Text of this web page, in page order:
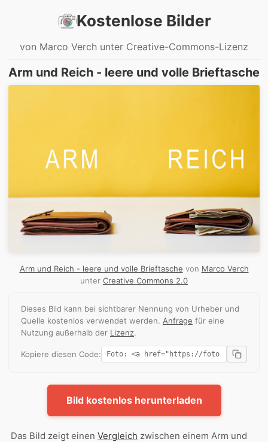
Kostenlose Bilder
von Marco Verch unter Creative-Commons-Lizenz
Arm und Reich - leere und volle Brieftasche
Arm und Reich - leere und volle Brieftasche von Marco Verch
unter Creative Commons 2.0
Dieses Bild kann bei sichtbarer Nennung von Urheber und
Quelle kostenlos verwendet werden. Anfrage für eine
Nutzung außerhalb der Lizenz.
Kopiere diesen Code:
Bild kostenlos herunterladen
Das Bild zeigt einen Vergleich zwischen einem Arm und